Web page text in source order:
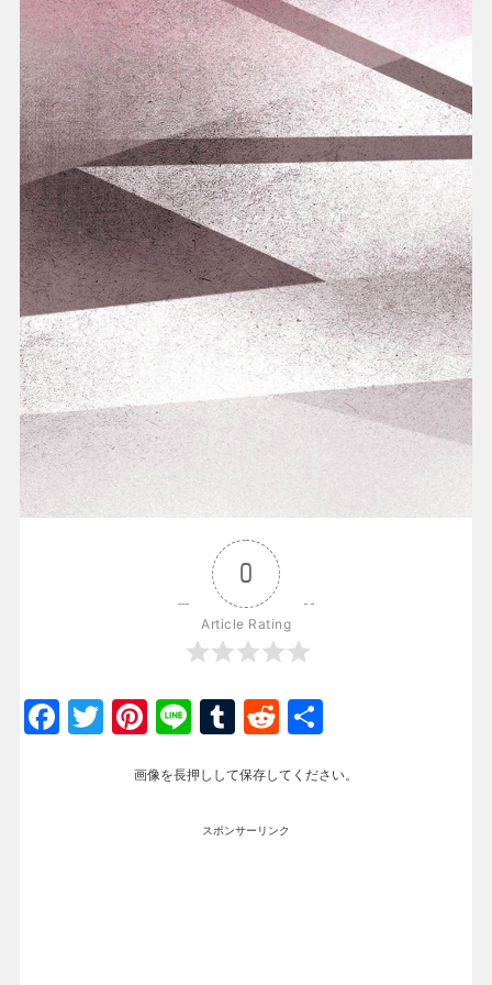
0
Article Rating
Facebook
Twitter
Pinterest
LineTumblr
Reddit
画像を長押しして保存してください。
スポンサーリンク